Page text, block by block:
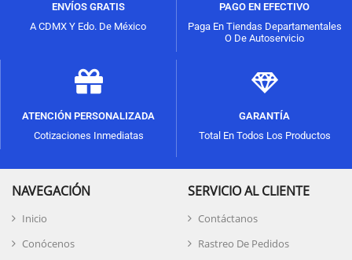
ENVÍOS GRATIS
A CDMX Y Edo. De México
PAGO EN EFECTIVO
Paga En Tiendas Departamentales
O De Autoservicio
ATENCIÓN PERSONALIZADA
Cotizaciones Inmediatas
GARANTÍA
Total En Todos Los Productos
NAVEGACIÓN
Inicio
Conócenos
SERVICIO AL CLIENTE
Contáctanos
Rastreo De Pedidos